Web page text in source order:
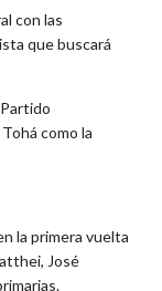
con las
que buscará
como la
la primera vuelta
José